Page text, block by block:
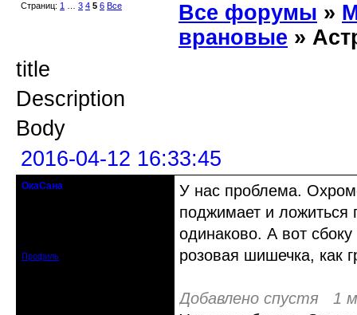
Страниц: 1 3 4 5 6 Все Все форумы »
врановые »
title
Description
Body
2016-04-12 16:33:45
ОкаСана
Профиль
У нас проблема.
поджимает и ложиться
одинаково. А вот
розовая шишечка, как
Добавлено спустя 1